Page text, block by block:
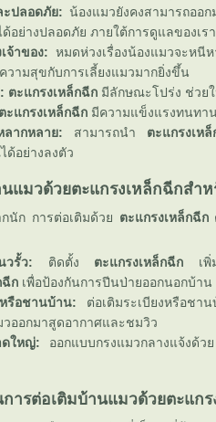
ะปลอดภัย: น้องแมวยังคงสามารถออ
ย่างปลอดภัย ภายใต้การดูแลของเรา
จ้าของ: หมดห่วงเรื่องน้องแมวจะห
ามสุขกับการเลี้ยงแมวมากยิ่งขึ้น
ตะแกรงเหล็กฉีก มีลักษณะโปร่ง ช่วย
ตะแกรงเหล็กฉีก มีความแข็งแรงทนทา
ลากหลาย: สามารถนำ ตะแกรงเห
อย่างลงตัว
นแมวด้วยตะแกรงเหล็กฉีกสำ
นัก การต่อเติมด้ว ตะแกรงเหล็กฉีก
วรั้ว: ติดตั้ง ตะแกรงเหล็กฉีก เพิ่
ฉีก เพื่อป้องกันการปีนป่ายออกนอกบ้าน
รือชานบ้าน: ต่อเติมระเบียงหรือช
ออกมาสูดอากาศและชมวิว
ดใหญ่: ออกแบบกรงแมวกลางแจ้งด้ว
ารต่อเติมบ้านแมวด้วยตะแกร